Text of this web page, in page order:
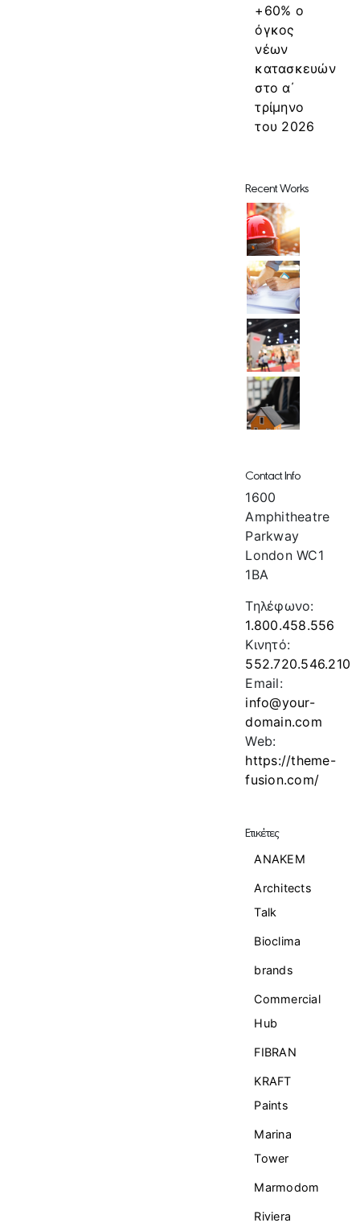
+60% ο
όγκος
νέων
κατασκευών
στο α΄
τρίμηνο
του 2026
Recent Works
Contact Info
1600
Amphitheatre
Parkway
London WC1
1BA
Τηλέφωνο:
1.800.458.556
Κινητό:
552.720.546.210
Email:
info@your-
domain.com
Web:
https://theme-
fusion.com/
Ετικέτες
ANAKEM
Architects
Talk
Bioclima
brands
Commercial
Ηub
FIBRAN
KRAFT
Paints
Marina
Tower
Marmodom
Riviera